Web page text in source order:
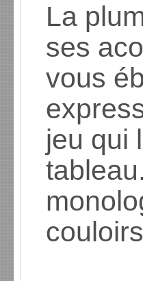
La
ses
vous
jeu qui